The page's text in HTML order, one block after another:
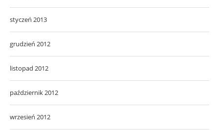
styczeń 2013
grudzień 2012
listopad 2012
październik 2012
wrzesień 2012